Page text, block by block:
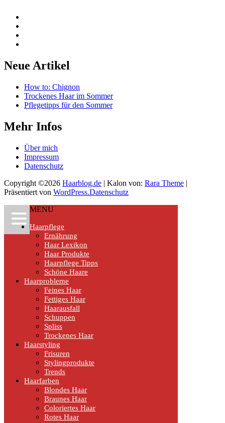
Neue Artikel
How to: Chignon
Trockenes Haar im Sommer
Pflegetipps für den Sommer
Mehr Infos
Über mich
Impressum
Datenschutz
Copyright ©2026 Haarblog.de | Kalon von: Rara Theme |
Präsentiert von WordPress.Datenschutz
MENU
Haarpflege
Ernährung
Haar Lexikon
Haar Produkte
Haarpflege Tipps
Schöne Haare
Haarprobleme
Feines Haar
Fettiges Haar
Haarausfall
Schuppen
Spliss
Trockenes Haar
Haarstyling
Frisuren
Stylingprodukte
Trends
Haarfarben
Blondes Haar
Braunes Haar
Coloriertes Haar
Rotes Haar